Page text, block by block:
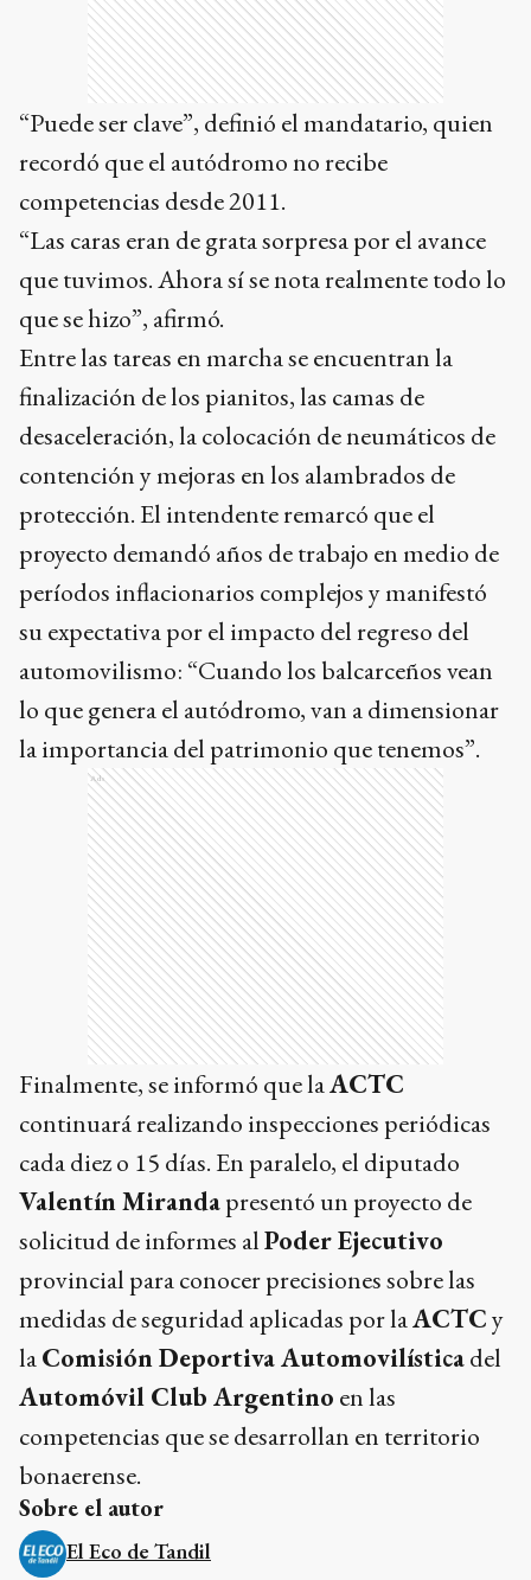
“Puede ser clave”, definió el mandatario, quien
recordó que el autódromo no recibe
competencias desde 2011.
“Las caras eran de grata sorpresa por el avance
que tuvimos. Ahora sí se nota realmente todo lo
que se hizo”, afirmó.
Entre las tareas en marcha se encuentran la
finalización de los pianitos, las camas de
desaceleración, la colocación de neumáticos de
contención y mejoras en los alambrados de
protección. El intendente remarcó que el
proyecto demandó años de trabajo en medio de
períodos inflacionarios complejos y manifestó
su expectativa por el impacto del regreso del
automovilismo: “Cuando los balcarceños vean
lo que genera el autódromo, van a dimensionar
la importancia del patrimonio que tenemos”.
Ads
Finalmente, se informó que laACTC
continuará realizando inspecciones periódicas
cada diez o 15 días. En paralelo, el diputado
Valentín Mirandapresentó un proyecto de
solicitud de informes alPoder Ejecutivo
provincial para conocer precisiones sobre las
medidas de seguridad aplicadas por laACTCy
laComisión Deportiva Automovilísticadel
Automóvil Club Argentino en las
competencias que se desarrollan en territorio
bonaerense.
Sobre el autor
El Eco de Tandil